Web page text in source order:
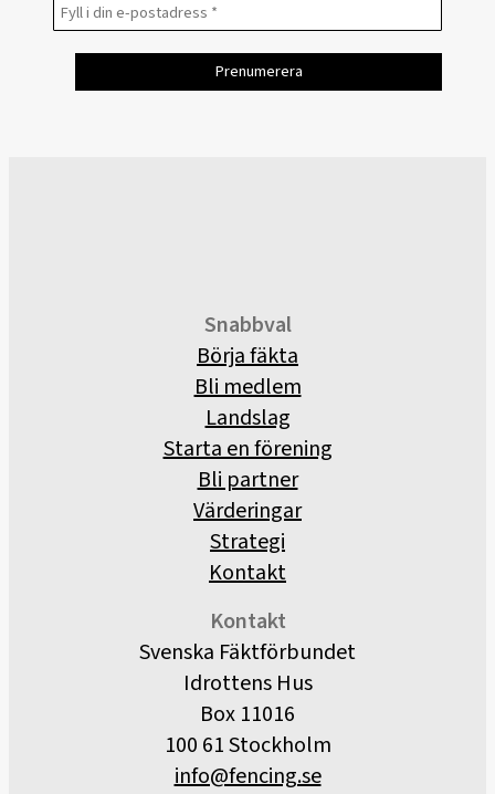
Snabbval
Börja fäkta
Bli medlem
Landslag
Starta en förening
Bli partner
Värderingar
Strategi
Kontakt
Kontakt
Svenska Fäktförbundet
Idrottens Hus
Box 11016
100 61 Stockholm
info@fencing.se